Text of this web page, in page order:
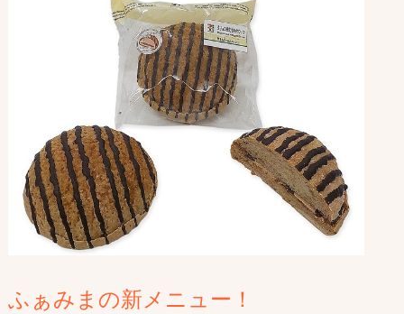
ふぁみまの新メニュー！